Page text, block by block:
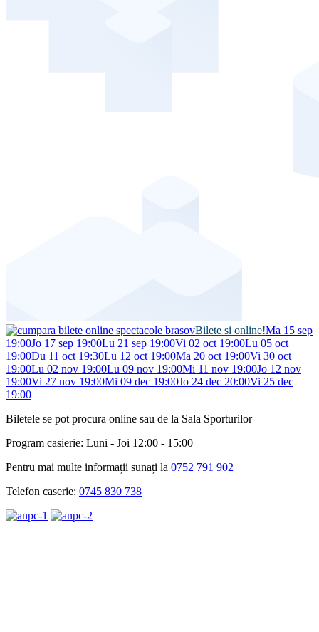
Bilete si online!Ma 15 sep
19:00Jo 17 sep 19:00Lu 21 sep 19:00Vi 02 oct 19:00Lu 05 oct
19:00Du 11 oct 19:30Lu 12 oct 19:00Ma 20 oct 19:00Vi 30 oct
19:00Lu 02 nov 19:00Lu 09 nov 19:00Mi 11 nov 19:00Jo 12 nov
19:00Vi 27 nov 19:00Mi 09 dec 19:00Jo 24 dec 20:00Vi 25 dec
19:00
Biletele se pot procura online sau de la Sala Sporturilor
Program casierie: Luni - Joi 12:00 - 15:00
Pentru mai multe informații sunați la 0752 791 902
Telefon caserie: 0745 830 738